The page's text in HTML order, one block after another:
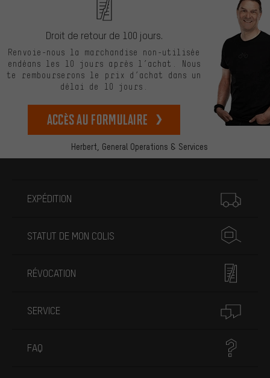
Herbert, General Operations & Services
Droit de retour de 100 jours.
Renvoie-nous la marchandise non-utilisée
endéans les 10 jours après l’achat. Nous
te rembourserons le prix d’achat dans un
délai de 10 jours.
Accès au formulaire
EXPÉDITION
STATUT DE MON COLIS
RÉVOCATION
SERVICE
FAQ